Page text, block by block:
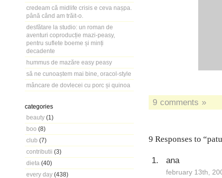
credeam că midlife crisis e ceva nașpa.
până când am trăit-o.
desfătare la studio: un roman de
aventuri coproducție mazi-peasy,
pentru suflete boeme și minți
decadente
hummus de mazăre easy peasy
să ne cunoaștem mai bine, oracol-style
mâncare de dovlecei cu porc și quinoa
categories
beauty (1)
boo (8)
club (7)
contributii (3)
dieta (40)
every day (438)
9 comments »
9 Responses to
ana
february 13th,